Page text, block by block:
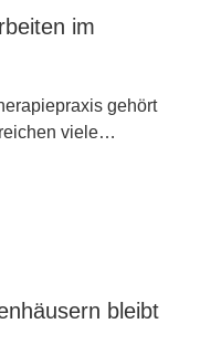
im
gehört
viele…
bleibt